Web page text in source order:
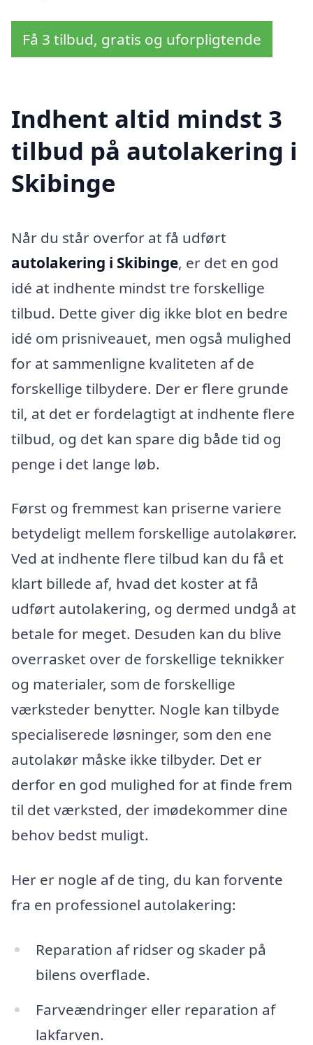
Få 3 tilbud, gratis og uforpligtende
Indhent altid mindst 3
tilbud på autolakering i
Skibinge
Når du står overfor at få udført
autolakering i Skibinge, er det en god
idé at indhente mindst tre forskellige
tilbud. Dette giver dig ikke blot en bedre
idé om prisniveauet, men også mulighed
for at sammenligne kvaliteten af de
forskellige tilbydere. Der er flere grunde
til, at det er fordelagtigt at indhente flere
tilbud, og det kan spare dig både tid og
penge i det lange løb.
Først og fremmest kan priserne variere
betydeligt mellem forskellige autolakører.
Ved at indhente flere tilbud kan du få et
klart billede af, hvad det koster at få
udført autolakering, og dermed undgå at
betale for meget. Desuden kan du blive
overrasket over de forskellige teknikker
og materialer, som de forskellige
værksteder benytter. Nogle kan tilbyde
specialiserede løsninger, som den ene
autolakør måske ikke tilbyder. Det er
derfor en god mulighed for at finde frem
til det værksted, der imødekommer dine
behov bedst muligt.
Her er nogle af de ting, du kan forvente
fra en professionel autolakering:
Reparation af ridser og skader på
bilens overflade.
Farveændringer eller reparation af
lakfarven.